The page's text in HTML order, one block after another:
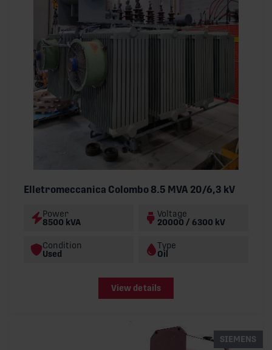
Elletromeccanica Colombo 8.5 MVA 20/6,3 kV
Power
8500 kVA
Voltage
20000 / 6300 kV
Condition
Used
Type
Oil
View details
SIEMENS